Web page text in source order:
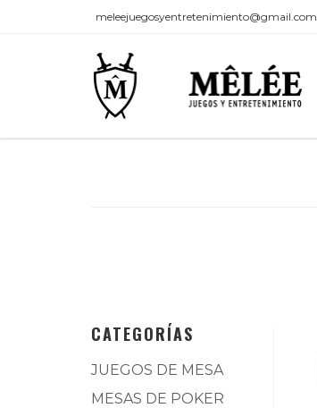
meleejuegosyentretenimiento@gmail.com
CATEGORÍAS
JUEGOS DE MESA
MESAS DE POKER